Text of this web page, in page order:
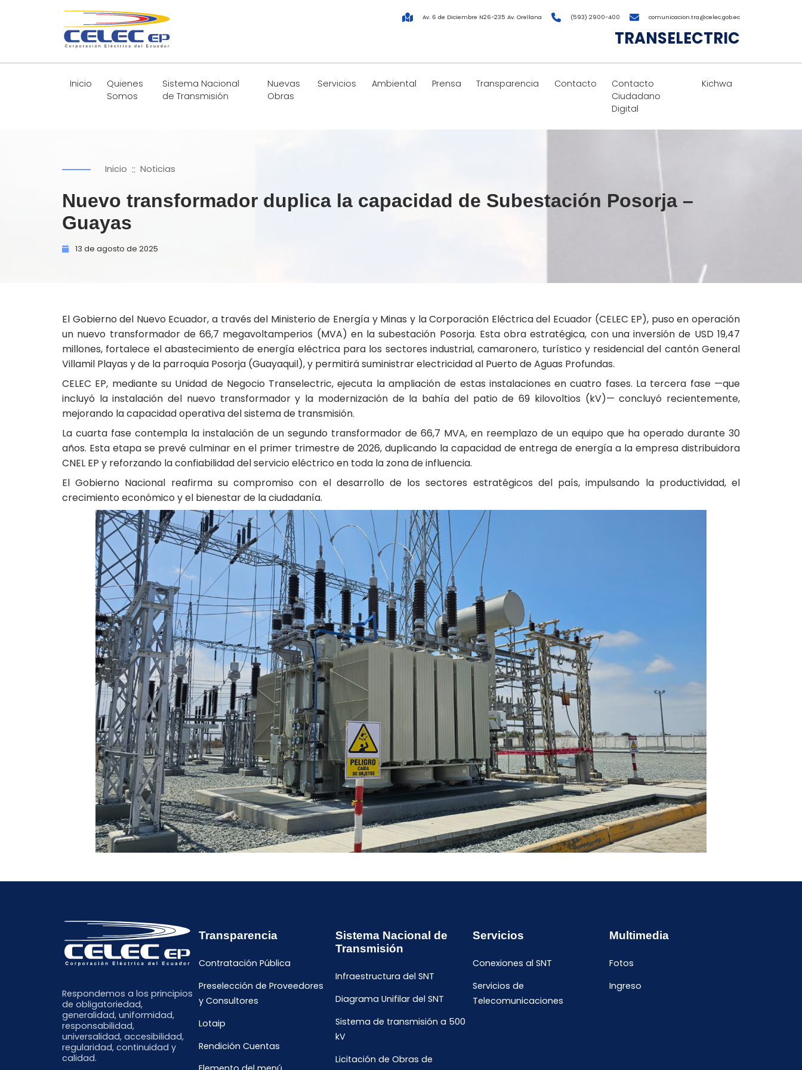
Av. 6 de Diciembre N26-235 Av. Orellana (593) 2900-400 comunicacion.tra@celec.gob.ec
TRANSELECTRIC
Inicio
Quienes
Somos
Sistema Nacional
de Transmisión
Nuevas
Obras
Servicios Ambiental Prensa Transparencia Contacto
Contacto
Ciudadano
Digital
Kichwa
Inicio :: Noticias
Nuevo transformador duplica la capacidad de Subestación Posorja –
Guayas
13 de agosto de 2025
El Gobierno del Nuevo Ecuador, a través del Ministerio de Energía y Minas y la Corporación Eléctrica del Ecuador (CELEC EP), puso en operación
un nuevo transformador de 66,7 megavoltamperios (MVA) en la subestación Posorja. Esta obra estratégica, con una inversión de USD 19,47
millones, fortalece el abastecimiento de energía eléctrica para los sectores industrial, camaronero, turístico y residencial del cantón General
Villamil Playas y de la parroquia Posorja (Guayaquil), y permitirá suministrar electricidad al Puerto de Aguas Profundas.
CELEC EP, mediante su Unidad de Negocio Transelectric, ejecuta la ampliación de estas instalaciones en cuatro fases. La tercera fase —que
incluyó la instalación del nuevo transformador y la modernización de la bahía del patio de 69 kilovoltios (kV)— concluyó recientemente,
mejorando la capacidad operativa del sistema de transmisión.
La cuarta fase contempla la instalación de un segundo transformador de 66,7 MVA, en reemplazo de un equipo que ha operado durante 30
años. Esta etapa se prevé culminar en el primer trimestre de 2026, duplicando la capacidad de entrega de energía a la empresa distribuidora
CNEL EP y reforzando la confiabilidad del servicio eléctrico en toda la zona de influencia.
El Gobierno Nacional reafirma su compromiso con el desarrollo de los sectores estratégicos del país, impulsando la productividad, el
crecimiento económico y el bienestar de la ciudadanía.
Respondemos a los principios
de obligatoriedad,
generalidad, uniformidad,
responsabilidad,
universalidad, accesibilidad,
regularidad, continuidad y
calidad.
Transparencia
Contratación Pública
Preselección de Proveedores
y Consultores
Lotaip
Rendición Cuentas
Sistema Nacional de
Transmisión
Infraestructura del SNT
Diagrama Unifilar del SNT
Sistema de transmisión a 500
kV
Licitación de Obras de
Servicios
Conexiones al SNT
Servicios de
Telecomunicaciones
Multimedia
Fotos
Ingreso